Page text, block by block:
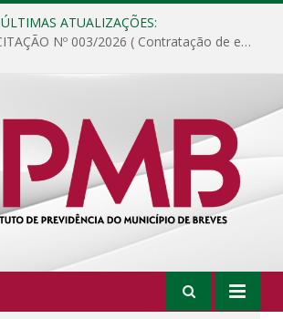
ÚLTIMAS ATUALIZAÇÕES:
DISPENSA DE LICITAÇÃO Nº 003/2026 ( Contratação de empresa para fornecimento de gêneros alimentícios não perecíveis, materiais de expediente, descartáveis, copa e cozinha, para análise e posterior publicação.)